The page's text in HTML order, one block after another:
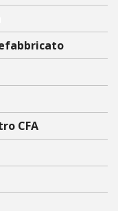
CFA